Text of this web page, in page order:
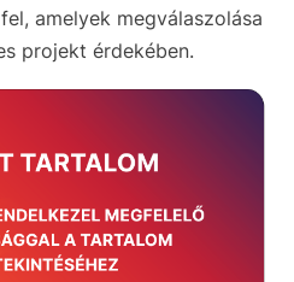
amelyek megválaszolása
projekt érdekében.